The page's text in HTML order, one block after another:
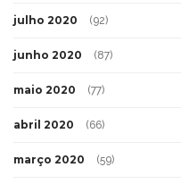
julho 2020 (92)
junho 2020 (87)
maio 2020 (77)
abril 2020 (66)
março 2020 (59)